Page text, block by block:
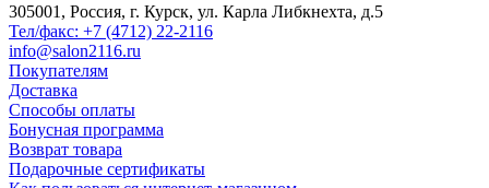
305001, Россия, г. Курск, ул. Карла Либкнехта, д.5
Тел/факс: +7 (4712) 22-2116
info@salon2116.ru
Покупателям
Доставка
Способы оплаты
Бонусная программа
Возврат товара
Подарочные сертификаты